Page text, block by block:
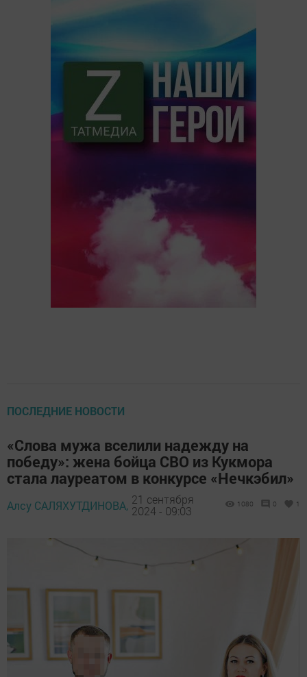
ПОСЛЕДНИЕ НОВОСТИ
«Слова мужа вселили надежду на
победу»: жена бойца СВО из Кукмора
стала лауреатом в конкурсе «Нечкэбил»
Алсу САЛЯХУТДИНОВА, 21 сентября
2024 - 09:03
1080 0 1